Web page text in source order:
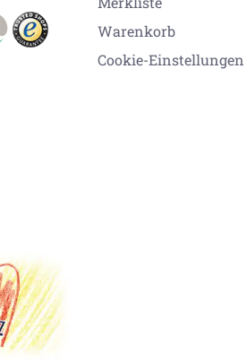
Warenkorb
Cookie-Einstellungen